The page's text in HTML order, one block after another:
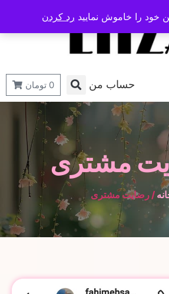
حساب من 0 تومان
مشتری
/ رضایت مشتری
خود را خاموش نمایید رد کردن